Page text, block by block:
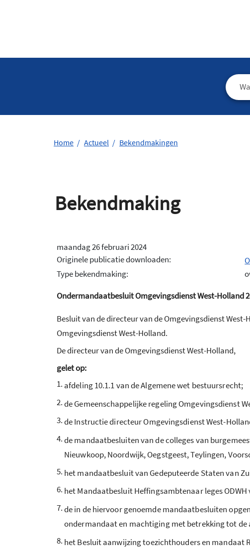
Home Actueel Bekendmakingen
Bekendmaking
maandag 26 februari 2024
Originele publicatie downloaden:
Type bekendmaking:
Ondermandaatbesluit Omgevingsdienst West-Holland
Besluit van de directeur van de Omgevingsdienst
Omgevingsdienst West-Holland.
De directeur van de Omgevingsdienst West-Holland,
gelet op:
1. afdeling 10.1.1 van de Algemene wet bestuursrecht;
2.de Gemeenschappelijke regeling Omgevingsdienst
3.de Instructie directeur Omgevingsdienst West-
4.de mandaatbesluiten van de colleges van
Nieuwkoop, Noordwijk, Oegstgeest, Teylingen,
5. het mandaatbesluit van Gedeputeerde Staten van
6. het Mandaatbesluit Heffingsambtenaar leges
7.de in de hiervoor genoemde mandaatbesluiten
ondermandaat en machtiging met betrekking tot de
8. het Besluit aanwijzing toezichthouders en